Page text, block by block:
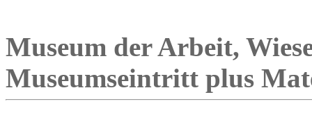
Museum der Arbeit,
Museumseintritt plus